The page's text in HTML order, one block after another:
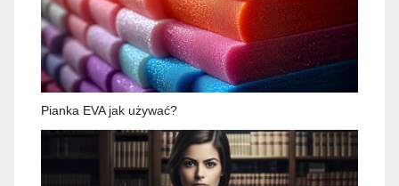
Pianka EVA jak używać?